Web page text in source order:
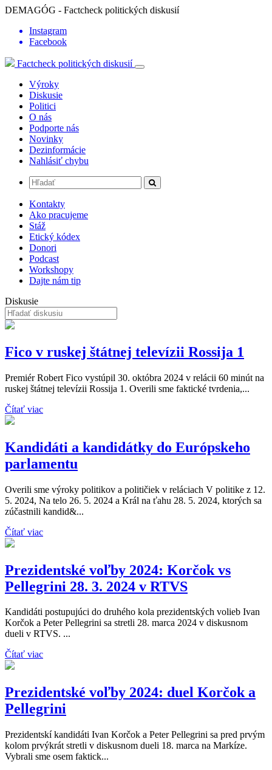
DEMAGÓG - Factcheck politických diskusií
Instagram
Facebook
Factcheck politických diskusií
Výroky
Diskusie
Politici
O nás
Podporte nás
Novinky
Dezinformácie
Nahlásiť chybu
Kontakty
Ako pracujeme
Stáž
Etický kódex
Donori
Podcast
Workshopy
Dajte nám tip
Diskusie
Fico v ruskej štátnej televízii Rossija 1
Premiér Robert Fico vystúpil 30. októbra 2024 v relácii 60 minút na
ruskej štátnej televízii Rossija 1. Overili sme faktické tvrdenia,...
Čítať viac
Kandidáti a kandidátky do Európskeho
parlamentu
Overili sme výroky politikov a političiek v reláciach V politike z 12.
5. 2024, Na telo 26. 5. 2024 a Král na ťahu 28. 5. 2024, ktorých sa
zúčastnili kandid&...
Čítať viac
Prezidentské voľby 2024: Korčok vs
Pellegrini 28. 3. 2024 v RTVS
Kandidáti postupujúci do druhého kola prezidentských volieb Ivan
Korčok a Peter Pellegrini sa stretli 28. marca 2024 v diskusnom
dueli v RTVS. ...
Čítať viac
Prezidentské voľby 2024: duel Korčok a
Pellegrini
Prezidentskí kandidáti Ivan Korčok a Peter Pellegrini sa pred prvým
kolom prvýkrát stretli v diskusnom dueli 18. marca na Markíze.
Vybrali sme osem faktick...